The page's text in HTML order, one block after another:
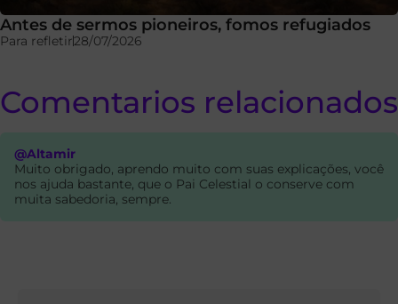
Antes de sermos pioneiros, fomos refugiados
Para refletir28/07/2026
Comentarios relacionados
@Altamir
Muito obrigado, aprendo muito com suas explicações, você
nos ajuda bastante, que o Pai Celestial o conserve com
muita sabedoria, sempre.